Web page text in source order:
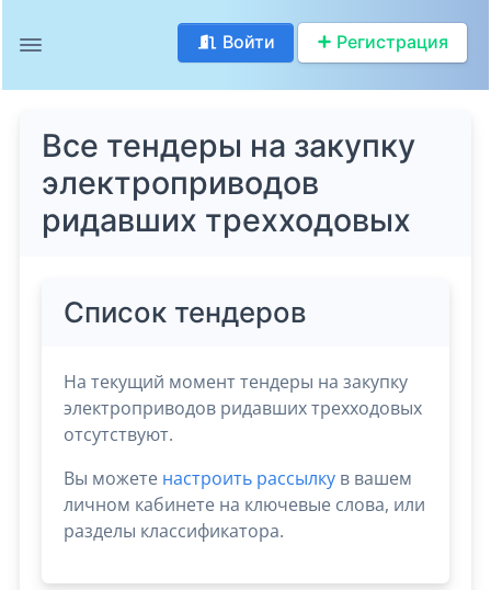
Войти Регистрация
Все тендеры на закупку
электроприводов
ридавших трехходовых
Список тендеров
На текущий момент тендеры на закупку
электроприводов ридавших трехходовых
отсутствуют.
Вы можете настроить рассылку в вашем
личном кабинете на ключевые слова, или
разделы классификатора.